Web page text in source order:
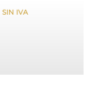
SIN IVA